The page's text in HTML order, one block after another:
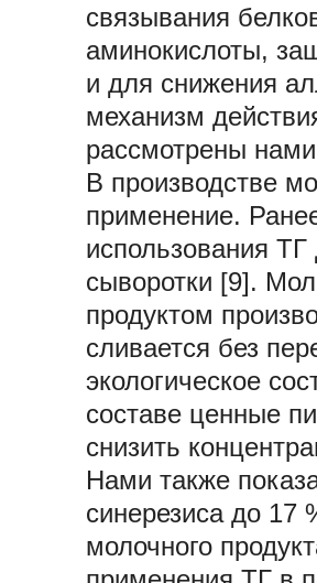
связывания
аминокислоты,
и для снижения
механизм
рассмотрены
В производстве
применение.
использования
сыворотки [9].
продуктом
сливается без
экологическое
составе ценные
снизить
Нами также
синерезиса до 17
молочного